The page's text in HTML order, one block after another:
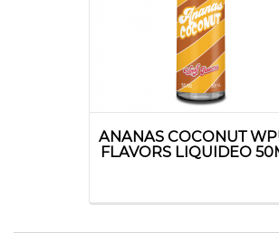
ANANAS COCONUT
FLAVORS LIQUIDEO